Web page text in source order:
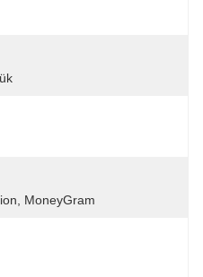
MoneyGram